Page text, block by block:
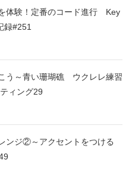
体験！定番のコード進行 Key
録#251
う～青い珊瑚礁 ウクレレ練習
ィング29
ンジ②～アクセントをつける